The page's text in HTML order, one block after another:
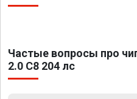
Частые вопросы про
2.0 C8 204 лс